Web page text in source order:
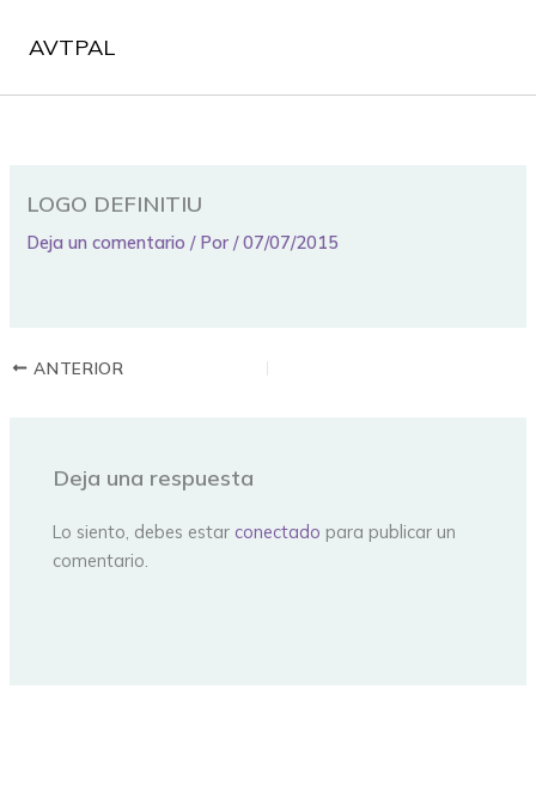
AVTPAL
LOGO DEFINITIU
Deja un comentario / Por/07/07/2015
ANTERIOR
Deja una respuesta
Lo siento, debes estar conectado para publicar un
comentario.